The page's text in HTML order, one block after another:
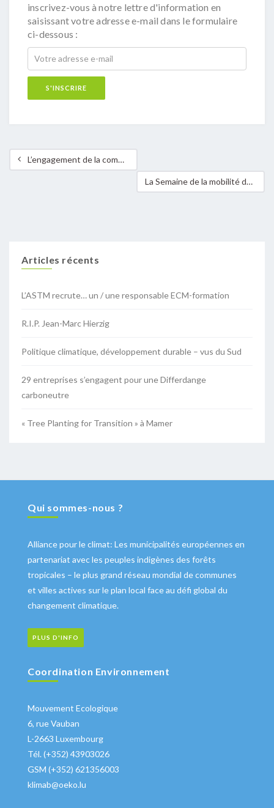
inscrivez-vous à notre lettre d'information en
saisissant votre adresse e-mail dans le formulaire
ci-dessous :
L’engagement de la commune de Lorentzweiler en matière de développement durable
La Semaine de la mobilité dans la commune de Roeser
Articles récents
L’ASTM recrute… un / une responsable ECM-formation
R.I.P. Jean-Marc Hierzig
Politique climatique, développement durable – vus du Sud
29 entreprises s’engagent pour une Differdange
carboneutre
« Tree Planting for Transition » à Mamer
Qui sommes-nous ?
Alliance pour le climat: Les municipalités européennes en
partenariat avec les peuples indigènes des forêts
tropicales – le plus grand réseau mondial de communes
et villes actives sur le plan local face au défi global du
changement climatique.
PLUS D'INFO
Coordination Environnement
Mouvement Ecologique
6, rue Vauban
L-2663 Luxembourg
Tél. (+352) 43903026
GSM (+352) 621356003
klimab@oeko.lu